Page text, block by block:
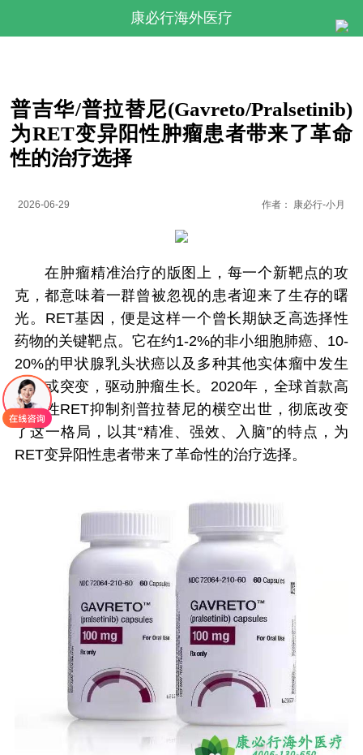
康必行海外医疗
普吉华/普拉替尼(Gavreto/Pralsetinib)
为RET变异阳性肿瘤患者带来了革命
性的治疗选择
2026-06-29 作者： 康必行-小月
在肿瘤精准治疗的版图上，每一个新靶点的攻
克，都意味着一群曾被忽视的患者迎来了生存的曙
光。RET基因，便是这样一个曾长期缺乏高选择性
药物的关键靶点。它在约1-2%的非小细胞肺癌、10-
20%的甲状腺乳头状癌以及多种其他实体瘤中发生
融合或突变，驱动肿瘤生长。2020年，全球首款高
选择性RET抑制剂普拉替尼的横空出世，彻底改变
了这一格局，以其“精准、强效、入脑”的特点，为
RET变异阳性患者带来了革命性的治疗选择。